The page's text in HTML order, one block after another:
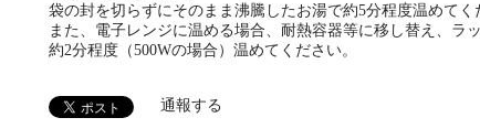
袋の封を切らずにそのまま沸騰したお湯で約5分程度温めてく
また、電子レンジに温める場合、耐熱容器等に移し替え、ラ
約2分程度（500Wの場合）温めてください。
通報する